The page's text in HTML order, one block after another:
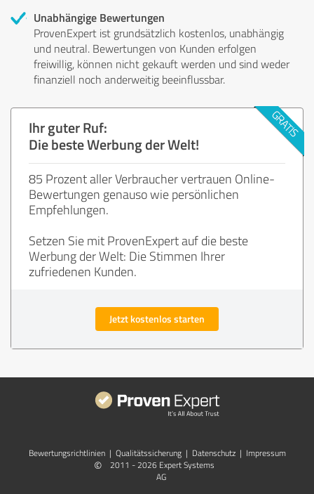
Unabhängige Bewertungen
ProvenExpert ist grundsätzlich kostenlos, unabhängig
und neutral. Bewertungen von Kunden erfolgen
freiwillig, können nicht gekauft werden und sind weder
finanziell noch anderweitig beeinflussbar.
Ihr guter Ruf:
Die beste Werbung der Welt!
85 Prozent aller Verbraucher vertrauen Online-
Bewertungen genauso wie persönlichen
Empfehlungen.
Setzen Sie mit ProvenExpert auf die beste
Werbung der Welt: Die Stimmen Ihrer
zufriedenen Kunden.
Jetzt kostenlos starten
Bewertungs­richtlinien | Qualitätssicherung | Datenschutz | Impressum
©
2011 - 2026 Expert Systems
AG